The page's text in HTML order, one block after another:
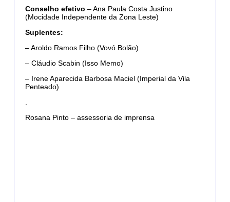
Conselho efetivo – Ana Paula Costa Justino
(Mocidade Independente da Zona Leste)
Suplentes:
– Aroldo Ramos Filho (Vovó Bolão)
– Cláudio Scabin (Isso Memo)
– Irene Aparecida Barbosa Maciel (Imperial da Vila
Penteado)
Rosana Pinto – assessoria de imprensa